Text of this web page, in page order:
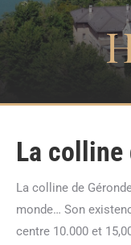
La colline
La colline de
monde… Son
centre 10.000 et